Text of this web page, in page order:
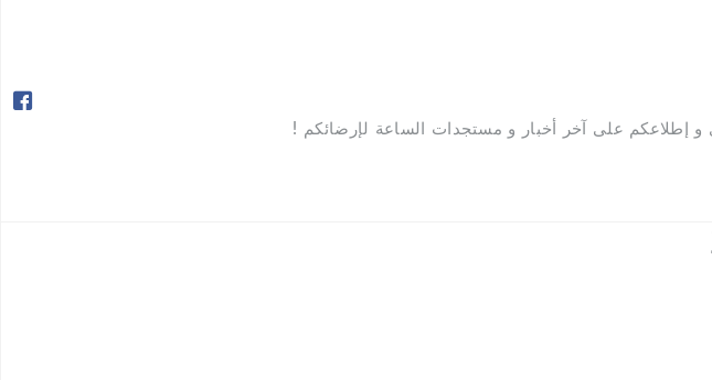

و إطلاعكم على آخر أخبار و مستجدات الساعة لإرضائكم !